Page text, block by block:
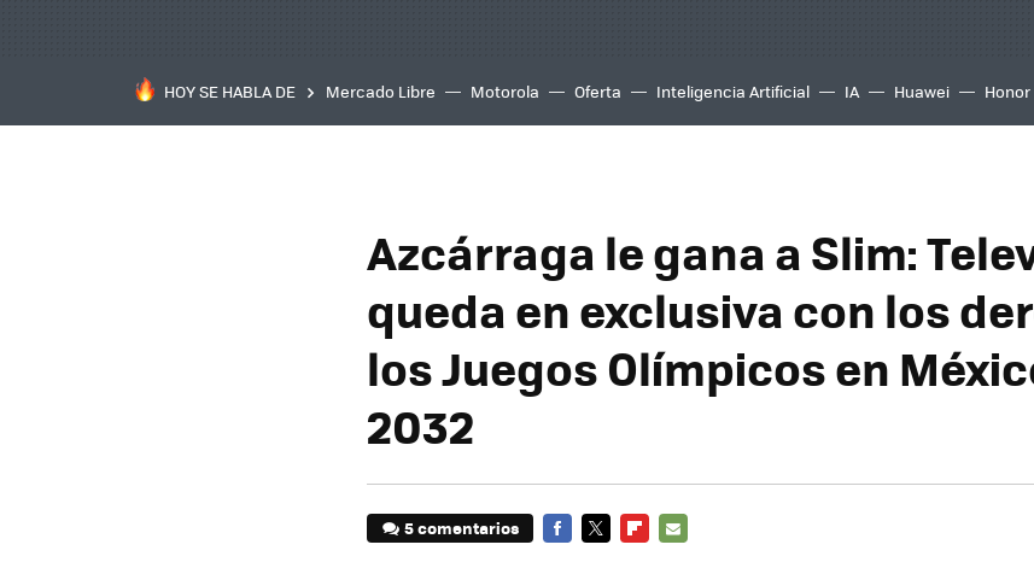
HOY SE HABLA DE Mercado Libre Motorola Oferta Inteligencia Artificial IA Huawei Honor
Azcárraga le gana a Slim:
queda en exclusiva con los
los Juegos Olímpicos en
2032
5 comentarios